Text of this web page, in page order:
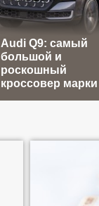
Audi Q9: самый
большой и
роскошный
кроссовер марки